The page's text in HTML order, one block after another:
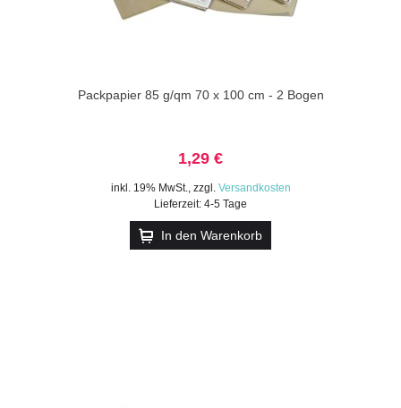
Packpapier 85 g/qm 70 x 100 cm - 2 Bogen
1,29 €
inkl. 19% MwSt., zzgl. Versandkosten
Lieferzeit: 4-5 Tage
In den Warenkorb